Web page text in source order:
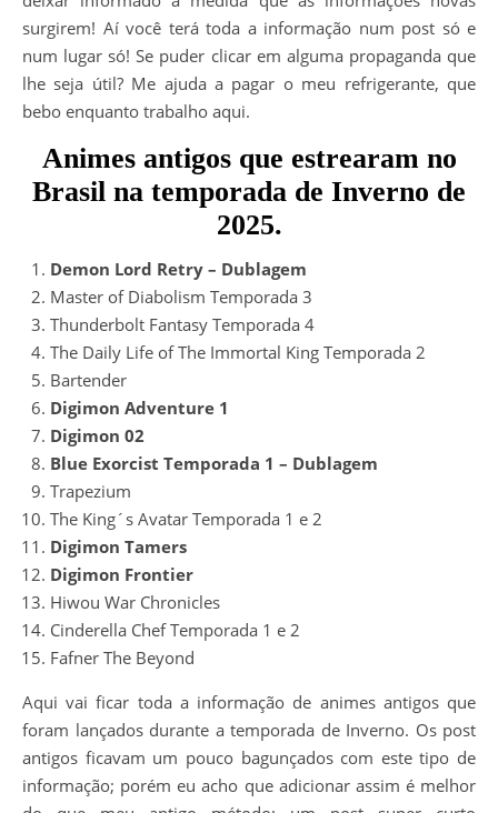
surgirem! Aí você terá toda a informação num post só e
num lugar só! Se puder clicar em alguma propaganda que
lhe seja útil? Me ajuda a pagar o meu refrigerante, que
bebo enquanto trabalho aqui.
Animes antigos que estrearam no
Brasil na temporada de Inverno de
2025.
Demon Lord Retry – Dublagem
Master of Diabolism Temporada 3
Thunderbolt Fantasy Temporada 4
The Daily Life of The Immortal King Temporada 2
Bartender
Digimon Adventure 1
Digimon 02
Blue Exorcist Temporada 1 – Dublagem
Trapezium
The King´s Avatar Temporada 1 e 2
Digimon Tamers
Digimon Frontier
Hiwou War Chronicles
Cinderella Chef Temporada 1 e 2
Fafner The Beyond
Aqui vai ficar toda a informação de animes antigos que
foram lançados durante a temporada de Inverno. Os post
antigos ficavam um pouco bagunçados com este tipo de
informação; porém eu acho que adicionar assim é melhor